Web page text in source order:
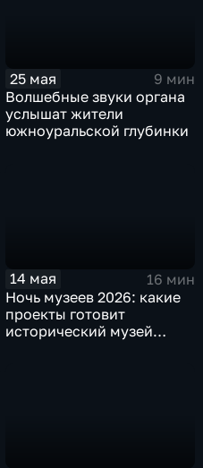
25 мая
9 мин
Волшебные звуки органа
услышат жители
южноуральской глубинки
14 мая
16 мин
Ночь музеев 2026: какие
проекты готовит
исторический музей